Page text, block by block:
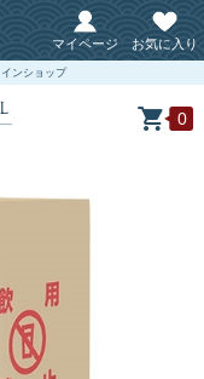
マイページ お気に入り
ンショップ
0